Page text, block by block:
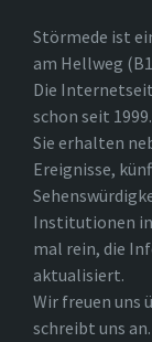
Störmede ist
am Hellweg
Die
schon seit 1999.
Sie erhalten
Ereignisse,
Institutionen in
mal rein, die
aktualisiert.
Wir freuen uns
schreibt uns